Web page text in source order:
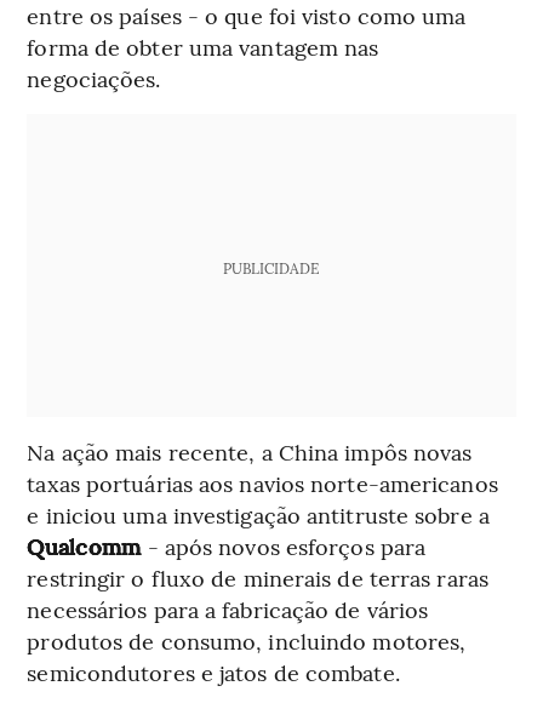
entre os países - o que foi visto como uma
forma de obter uma vantagem nas
negociações.
PUBLICIDADE
Na ação mais recente, a China impôs novas
taxas portuárias aos navios norte-americanos
e iniciou uma investigação antitruste sobre a
Qualcomm - após novos esforços para
restringir o fluxo de minerais de terras raras
necessários para a fabricação de vários
produtos de consumo, incluindo motores,
semicondutores e jatos de combate.